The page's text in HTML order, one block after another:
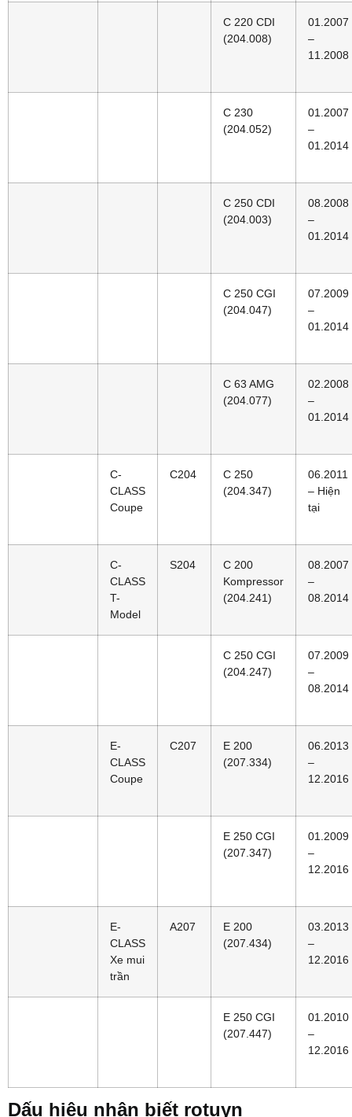
C 220 CDI
(204.008)
01.2007
–
11.2008
C 230
(204.052)
01.2007
–
01.2014
C 250 CDI
(204.003)
08.2008
–
01.2014
C 250 CGI
(204.047)
07.2009
–
01.2014
C 63 AMG
(204.077)
02.2008
–
01.2014
C-
CLASS
Coupe
C204
C 250
(204.347)
06.2011
– Hiện
tại
C-
CLASS
T-
Model
S204
C 200
Kompressor
(204.241)
08.2007
–
08.2014
C 250 CGI
(204.247)
07.2009
–
08.2014
E-
CLASS
Coupe
C207
E 200
(207.334)
06.2013
–
12.2016
E 250 CGI
(207.347)
01.2009
–
12.2016
E-
CLASS
Xe mui
trần
A207
E 200
(207.434)
03.2013
–
12.2016
E 250 CGI
(207.447)
01.2010
–
12.2016
Dấu hiệu nhận biết rotuyn